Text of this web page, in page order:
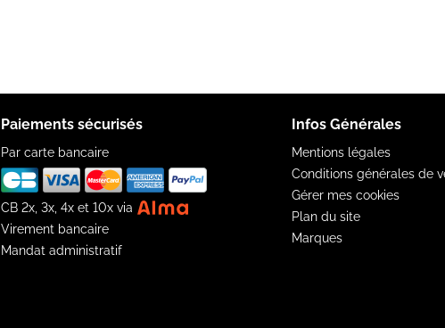
Paiements sécurisés
Par carte bancaire
CB 2x, 3x, 4x et 10x via
Virement bancaire
Mandat administratif
Infos Générales
Mentions légales
Conditions générales de
Gérer mes cookies
Plan du site
Marques